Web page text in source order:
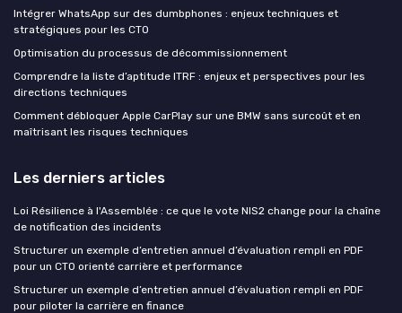
Intégrer WhatsApp sur des dumbphones : enjeux techniques et
stratégiques pour les CTO
Optimisation du processus de décommissionnement
Comprendre la liste d’aptitude ITRF : enjeux et perspectives pour les
directions techniques
Comment débloquer Apple CarPlay sur une BMW sans surcoût et en
maîtrisant les risques techniques
Les derniers articles
Loi Résilience à l'Assemblée : ce que le vote NIS2 change pour la chaîne
de notification des incidents
Structurer un exemple d’entretien annuel d’évaluation rempli en PDF
pour un CTO orienté carrière et performance
Structurer un exemple d’entretien annuel d’évaluation rempli en PDF
pour piloter la carrière en finance